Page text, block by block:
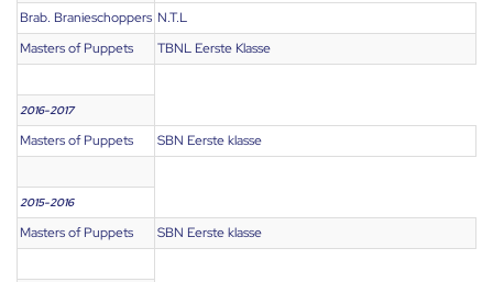
Brab. Branieschoppers N.T.L
Masters of Puppets
TBNL Eerste Klasse
2016-2017
Masters of Puppets SBN Eerste klasse
2015-2016
Masters of Puppets SBN Eerste klasse